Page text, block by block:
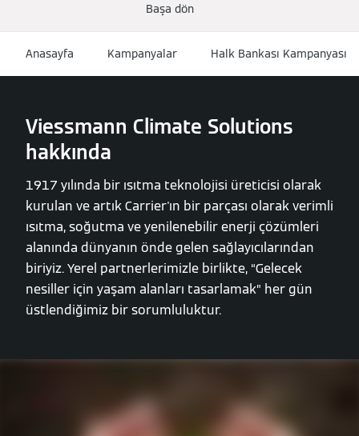
Başa dön
Anasayfa Kampanyalar Halk Bankası Kampanyası
Viessmann Climate Solutions
hakkında
1917 yılında bir ısıtma teknolojisi üreticisi olarak
kurulan ve artık Carrier'ın bir parçası olarak verimli
ısıtma, soğutma ve yenilenebilir enerji çözümleri
alanında dünyanın önde gelen sağlayıcılarından
biriyiz. Yerel partnerlerimizle birlikte, “Gelecek
nesiller için yaşam alanları tasarlamak” her gün
üstlendiğimiz bir sorumluluktur.